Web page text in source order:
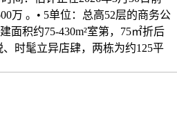
万 。• 5单位：总高52层的商务公
面积约75-430m²室第，75㎡折后
、时髦立异店肆，两栋为约125平